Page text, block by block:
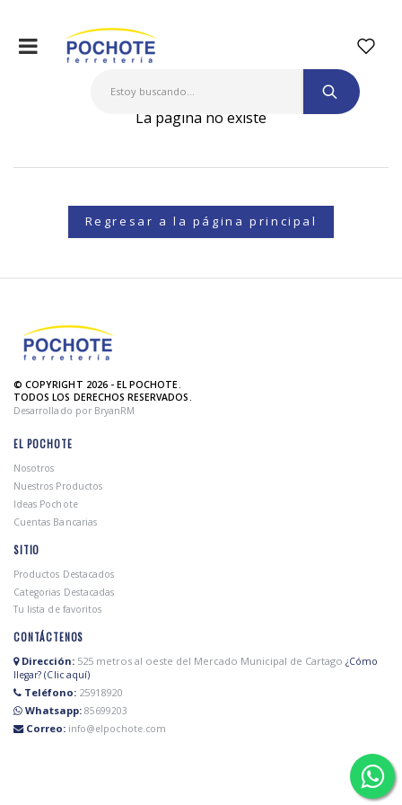
La página no existe
Regresar a la página principal
© COPYRIGHT 2026 - EL POCHOTE.
TODOS LOS DERECHOS RESERVADOS.
Desarrollado por BryanRM
EL POCHOTE
Nosotros
Nuestros Productos
Ideas Pochote
Cuentas Bancarias
SITIO
Productos Destacados
Categorias Destacadas
Tu lista de favoritos
CONTÁCTENOS
Dirección: 525 metros al oeste del Mercado Municipal de Cartago ¿Cómo
llegar? (Clic aquí)
Teléfono: 25918920
Whatsapp: 85699203
Correo: info@elpochote.com